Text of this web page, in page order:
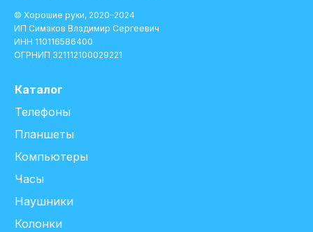
Каталог
Телефоны
Планшеты
Компьютеры
Часы
Наушники
Колонки
© Хорошие руки, 2020–2024
ИП Симаков Владимир Сергеевич
ИНН 110116586400
ОГРНИП 321112100029221